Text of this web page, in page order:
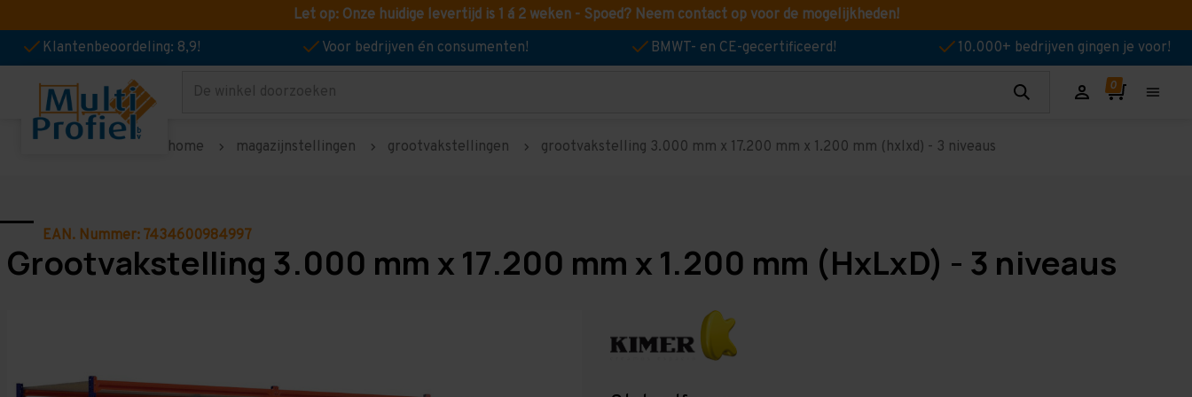
Let op: Onze huidige levertijd is 1 á 2 weken - Spoed? Neem contact op voor de mogelijkheden!
Klantenbeoordeling: 8,9!
Voor bedrijven én consumenten! BMWT- en CE-gecertificeerd! 10.000+ bedrijven gingen je voor!
Zoeken
home magazijnstellingen grootvakstellingen grootvakstelling 3.000 mm x 17.200 mm x 1.200 mm (hxlxd) - 3 niveaus
EAN. Nummer: 7434600984997
Grootvakstelling 3.000 mm x 17.200 mm x 1.200 mm (HxLxD) - 3 niveaus